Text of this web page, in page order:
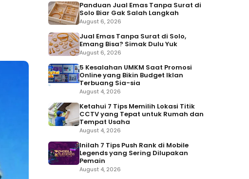
Panduan Jual Emas Tanpa Surat di
Solo Biar Gak Salah Langkah
August 6, 2026
Jual Emas Tanpa Surat di Solo,
Emang Bisa? Simak Dulu Yuk
August 6, 2026
5 Kesalahan UMKM Saat Promosi
Online yang Bikin Budget Iklan
Terbuang Sia-sia
August 4, 2026
Ketahui 7 Tips Memilih Lokasi Titik
CCTV yang Tepat untuk Rumah dan
Tempat Usaha
August 4, 2026
Inilah 7 Tips Push Rank di Mobile
Legends yang Sering Dilupakan
Pemain
August 4, 2026